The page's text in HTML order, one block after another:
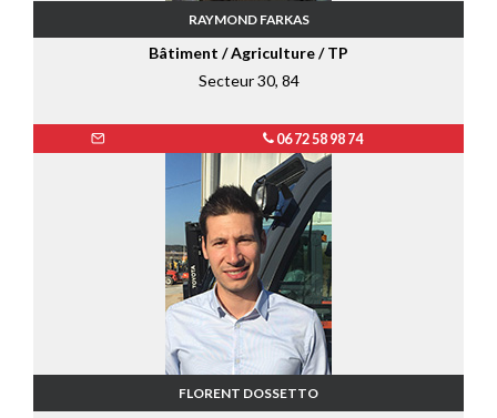
RAYMOND FARKAS
Bâtiment / Agriculture / TP
Secteur 30, 84
06 72 58 98 74
FLORENT DOSSETTO